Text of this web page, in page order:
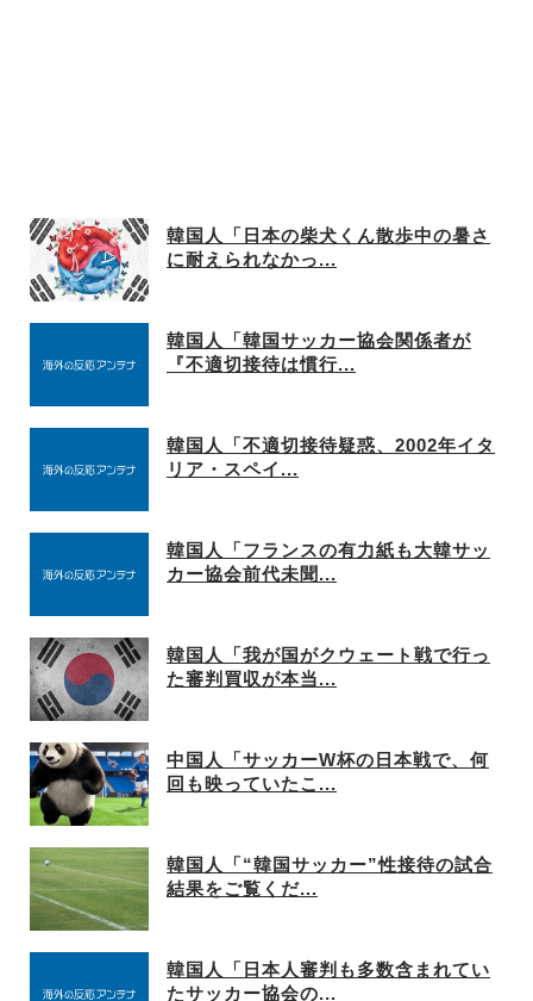
韓国人「日本の柴犬くん散歩中の暑さ
に耐えられなかっ...
韓国人「韓国サッカー協会関係者が
『不適切接待は慣行...
韓国人「不適切接待疑惑、2002年イタ
リア・スペイ...
韓国人「フランスの有力紙も大韓サッ
カー協会前代未聞...
韓国人「我が国がクウェート戦で行っ
た審判買収が本当...
中国人「サッカーW杯の日本戦で、何
回も映っていたこ...
韓国人「“韓国サッカー”性接待の試合
結果をご覧くだ...
韓国人「日本人審判も多数含まれてい
たサッカー協会の...